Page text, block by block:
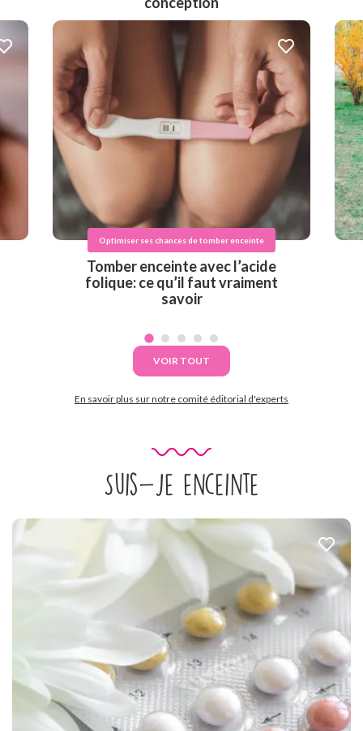
Optimiser ses chances de tomber enceinte
Tomber enceinte avec l’acide
folique: ce qu’il faut vraiment
savoir
VOIR TOUT
En savoir plus sur notre comité éditorial d'experts
Suis-je enceinte